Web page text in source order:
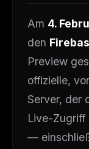
Am 4.
den
Preview
offizielle,
Server, der
Live-Zugriff
—